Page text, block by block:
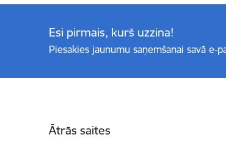
Esi pirmais, kurš uzzina!
Piesakies jaunumu saņemšanai savā e-
Ātrās saites